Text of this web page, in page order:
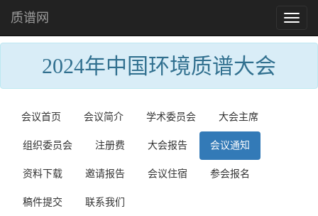
2024年中国环境质谱大会
Toggle
质谱网
会议首页 会议简介 学术委员会 大会主席
组织委员会 注册费 大会报告 会议通知
资料下载 邀请报告 会议住宿 参会报名
稿件提交 联系我们